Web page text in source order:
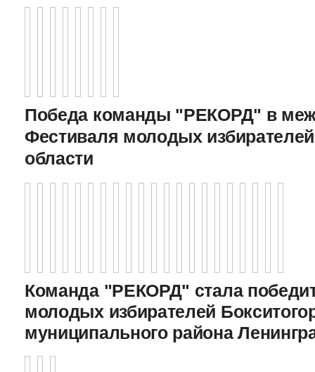
Победа команды "РЕКОРД" в
Фестиваля молодых
области
Команда "РЕКОРД" стала
молодых избирателей
муниципального района